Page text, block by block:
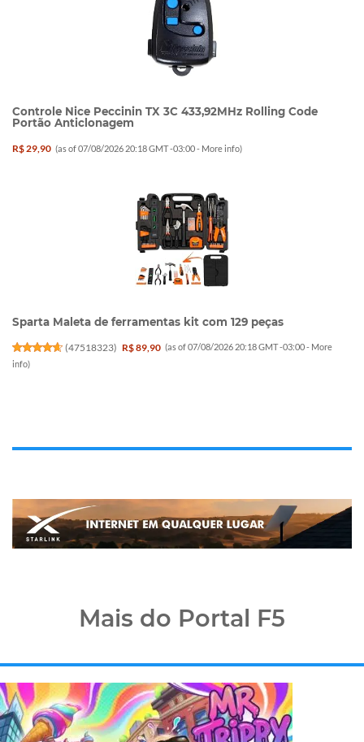
Controle Nice Peccinin TX 3C 433,92MHz Rolling Code
Portão Anticlonagem
R$ 29,90 (as of 07/08/2026 20:18 GMT -03:00 - More info)
Sparta Maleta de ferramentas kit com 129 peças
(47518323) R$ 89,90 (as of 07/08/2026 20:18 GMT -03:00 - More
info)
Mais do Portal F5